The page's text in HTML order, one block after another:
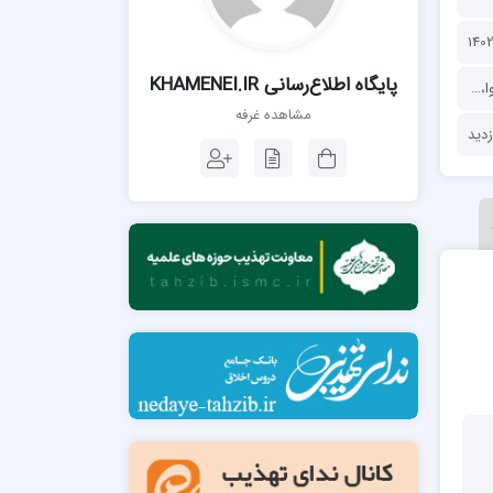
مدرسه فقهی تخصصی امام رضا علیه السلام
مدرسه امام کاظم علیه السلام
مدرسه آخوند (ره) همدان
، مجموعه‌ها
مقاله و جزوه
پايگاه اطلاع‌رسانی KHAMENEI.IR
مشاهده غرفه